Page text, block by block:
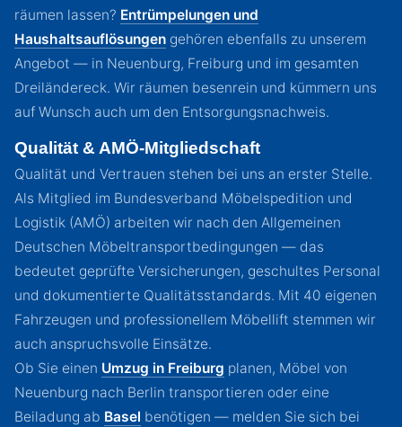
räumen lassen? Entrümpelungen und
Haushaltsauflösungen gehören ebenfalls zu unserem
Angebot — in Neuenburg, Freiburg und im gesamten
Dreiländereck. Wir räumen besenrein und kümmern uns
auf Wunsch auch um den Entsorgungsnachweis.
Qualität & AMÖ-Mitgliedschaft
Qualität und Vertrauen stehen bei uns an erster Stelle.
Als Mitglied im Bundesverband Möbelspedition und
Logistik (AMÖ) arbeiten wir nach den Allgemeinen
Deutschen Möbeltransportbedingungen — das
bedeutet geprüfte Versicherungen, geschultes Personal
und dokumentierte Qualitätsstandards. Mit 40 eigenen
Fahrzeugen und professionellem Möbellift stemmen wir
auch anspruchsvolle Einsätze.
Ob Sie einen Umzug in Freiburg planen, Möbel von
Neuenburg nach Berlin transportieren oder eine
Beiladung ab Basel benötigen — melden Sie sich bei